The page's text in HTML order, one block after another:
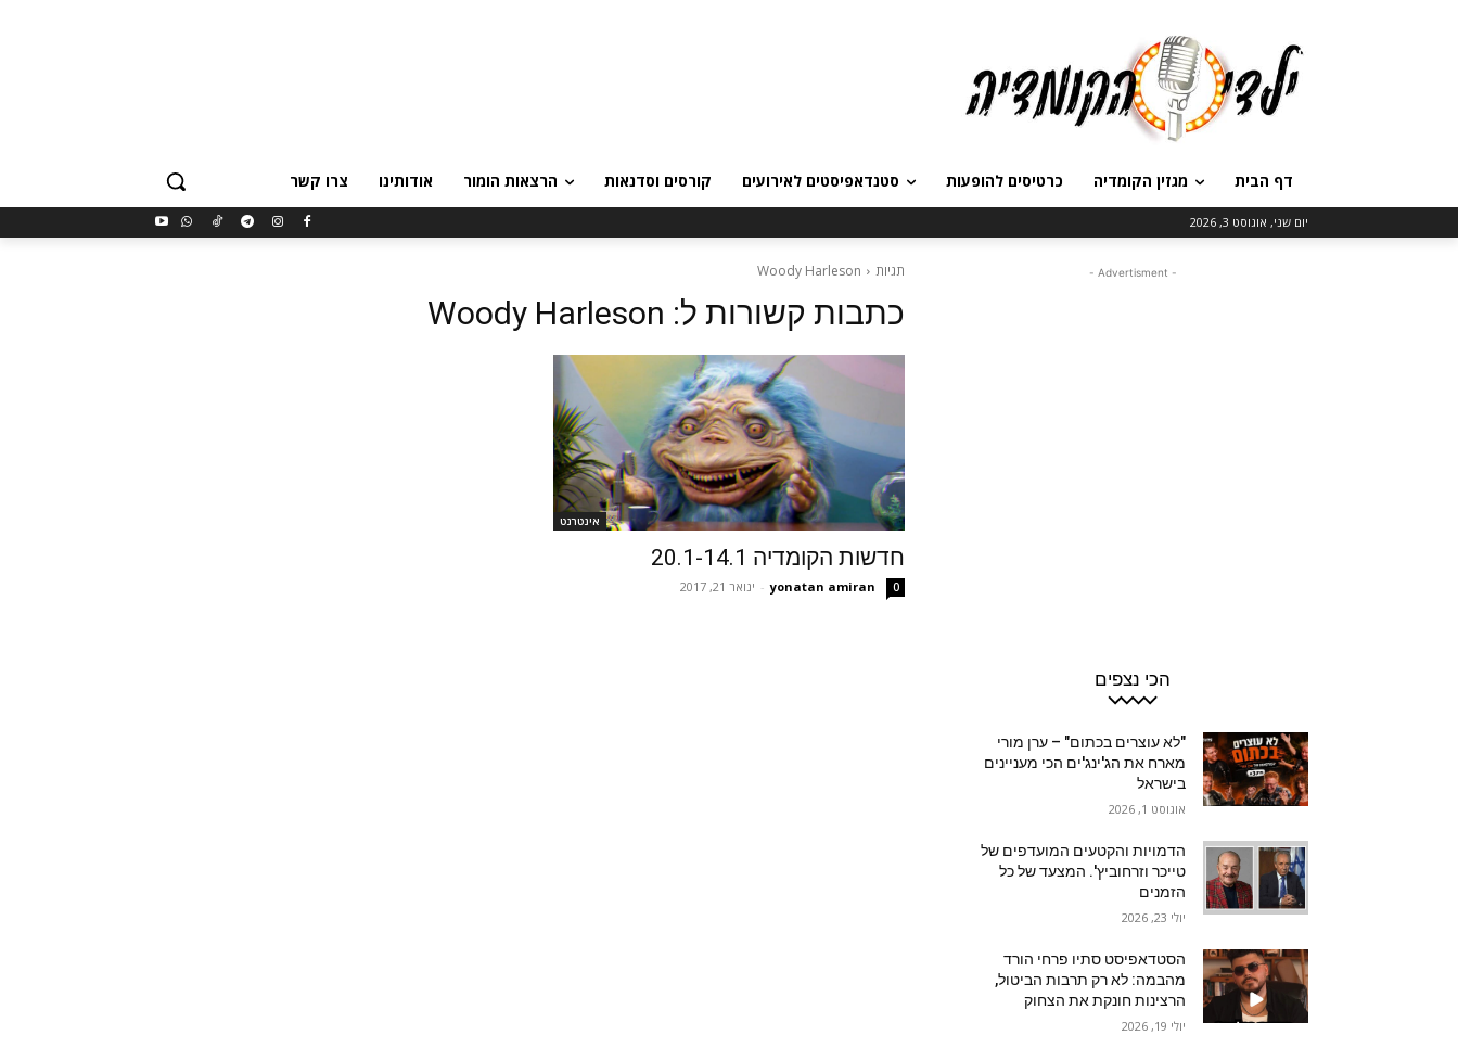
דף הבית מגזין הקומדיה כרטיסים להופעות סטנדאפיסטים לאירועים קורסים וסדנאות הרצאות הומור אודותינו צרו קשר
יום שני, אוגוסט 3, 2026
תגיות Woody Harleson
כתבות קשורות ל: Woody Harleson
אינטרנט
חדשות הקומדיה 20.1-14.1
yonatan amiran
- ינואר 21, 2017 0
- Advertisment -
הכי נצפים
"לא עוצרים בכתום" – ערן מורי
מארח את הג'ינג'ים הכי מעניינים
בישראל
אוגוסט 1, 2026
הדמויות והקטעים המועדפים של
טייכר וזרחוביץ'. המצעד של כל
הזמנים
יולי 23, 2026
הסטדאפיסט סתיו פרחי הורד
מהבמה: לא רק תרבות הביטול,
הרצינות חונקת את הצחוק
יולי 19, 2026